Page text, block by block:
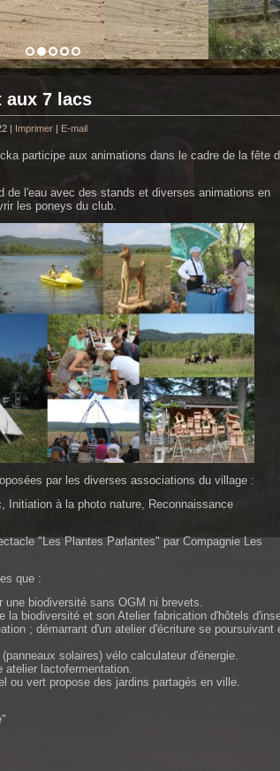
aux 7 lacs
| Imprimer | E-mail
participe aux animations dans le cadre de la fête
de l'eau avec des stands et diverses animations en
les poneys du club.
par les diverses associations du village :
Initiation à la photo nature, Reconnaissance
"Les Plantes Parlantes" par Compagnie Les
que :
biodiversité sans OGM ni brevets.
la biodiversité et son Atelier fabrication d'hôtels
; démarrant d'un atelier d'écriture se poursuivant
solaires) vélo calculateur d'énergie.
atelier lactofermentation.
ou vert propose des jardins partagés en ville.